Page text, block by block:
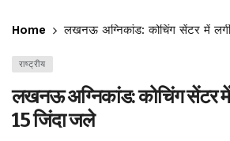
Home लखनऊ अग्निकांड: कोचिंग सेंटर में
राष्ट्रीय
लखनऊ अग्निकांड: कोचिंग सेंटर
15 जिंदा जले